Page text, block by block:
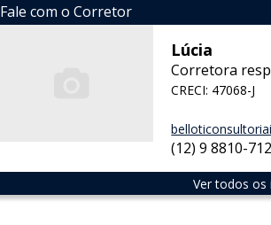
Fale com o Corretor
Lúcia
Corretora
CRECI: 47068-J
(12) 9 8810-
Ver todos os